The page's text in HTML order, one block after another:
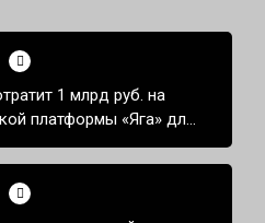
1 млрд руб. на
платформы «Яга» для
Atlassian